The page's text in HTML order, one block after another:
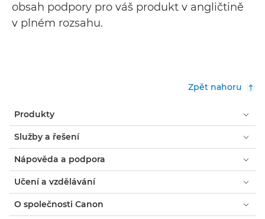
obsah podpory pro váš produkt v angličtině
v plném rozsahu.
Zpět nahoru
Produkty
Služby a řešení
Nápověda a podpora
Učení a vzdělávání
O společnosti Canon